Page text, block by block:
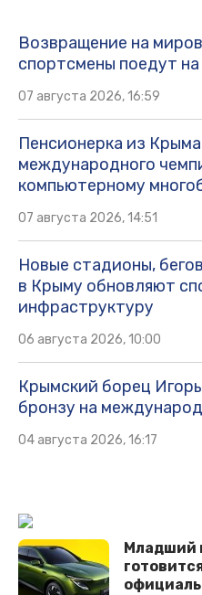
Возвращение на
спортсмены поедут
07 августа 2026, 16:59
Пенсионерка из
международного
компьютерному
07 августа 2026, 14:51
Новые стадионы,
в Крыму обновляют
инфраструктуру
06 августа 2026, 10:00
Крымский борец
бронзу на
04 августа 2026, 16:17
Младший